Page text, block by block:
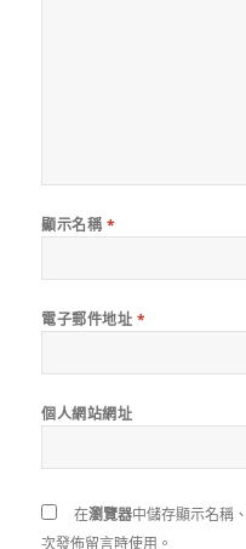
顯示名稱 *
電子郵件地址 *
個人網站網址
在瀏覽器中儲存顯示名稱
次發佈留言時使用。